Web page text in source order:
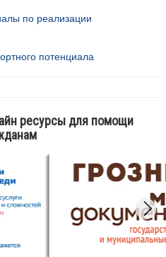
по реализации
потенциала
ресурсы для помощи